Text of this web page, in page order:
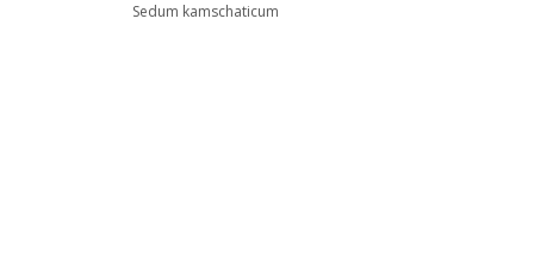
Sedum kamschaticum